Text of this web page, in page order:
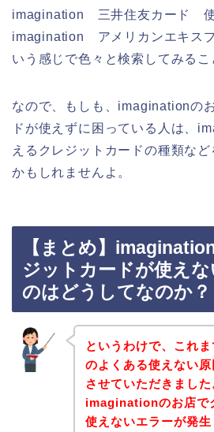
imagination 三井住友カード 使
imagination アメリカンエキス
いう感じで色々と検索してみるこ
なので、もしも、imaginationの
ドが使えずに困っている人は、
えるクレジットカードの種類な
かもしれませんよ。
【まとめ】
ジットカードが使え
のはどうしてなのか？
というわけで、これ
のよくある使えない
させていただきました
imaginationのお店で
使えないエラーが発